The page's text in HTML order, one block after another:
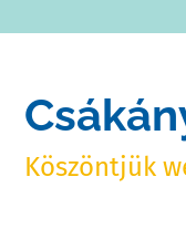
Köszöntjük